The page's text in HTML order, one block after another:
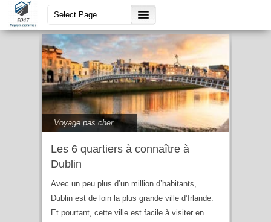
capitale
Voyage pas cher
Les 6 quartiers à connaître à
Dublin
Avec un peu plus d’un million d’habitants,
Dublin est de loin la plus grande ville d’Irlande.
Et pourtant, cette ville est facile à visiter en